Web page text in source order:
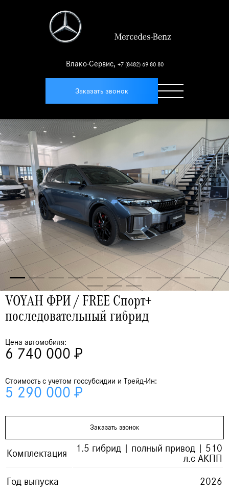
Влако-Сервис, +7 (8482) 69 80 80
Заказать звонок
VOYAH ФРИ / FREE Спорт+
последовательный гибрид
Комплектация
1.5 гибрид | полный привод | 510
л.с АКПП
Год выпуска 2026
Цена автомобиля:
6 740 000 ₽
Стоимость с учетом госсубсидии и Трейд-Ин:
5 290 000 ₽
Заказать звонок